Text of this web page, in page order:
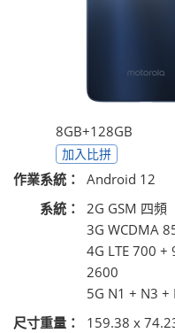
8GB+128GB
加入比拼
作業系統：
Android 12
系統：
2G GSM 四頻
3G WCDMA
4G LTE 700 +
2600
5G N1 + N3 +
尺寸重量：
159.38 x